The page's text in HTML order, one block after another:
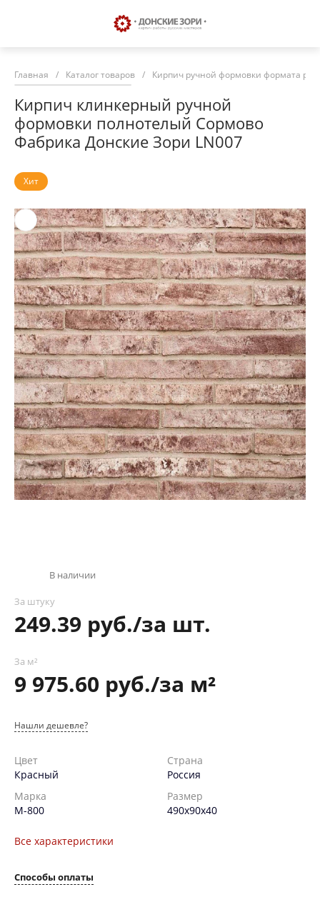
Главная / Каталог товаров / Кирпич ручной формовки формата
Кирпич клинкерный ручной
формовки полнотелый Сормово
Фабрика Донские Зори LN007
Хит
В наличии
За штуку
249.39 руб./за шт.
За м²
9 975.60 руб./за м²
Нашли дешевле?
Цвет
Красный
Страна
Россия
Марка
М-800
Размер
490х90х40
Все характеристики
Способы оплаты